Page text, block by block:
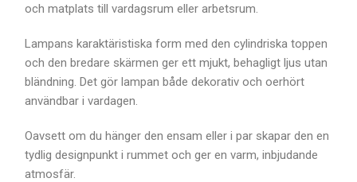
och matplats till vardagsrum eller arbetsrum.
Lampans karaktäristiska form med den cylindriska toppen
och den bredare skärmen ger ett mjukt, behagligt ljus utan
bländning. Det gör lampan både dekorativ och oerhört
användbar i vardagen.
Oavsett om du hänger den ensam eller i par skapar den en
tydlig designpunkt i rummet och ger en varm, inbjudande
atmosfär.